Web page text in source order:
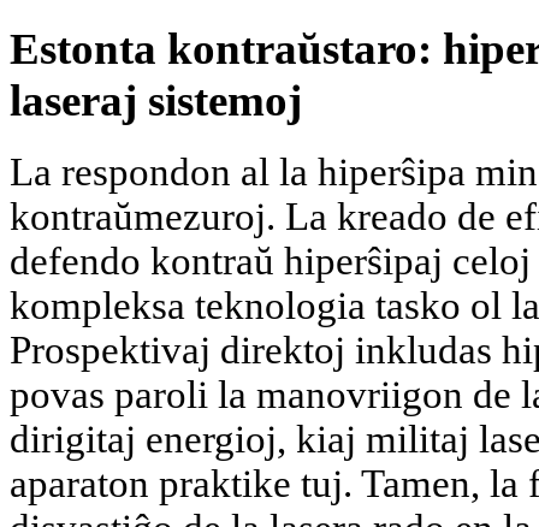
Estonta kontraŭstaro:
laseraj sistemoj
La respondon al la hiperŝipa
kontraŭmezuroj. La kreado de
defendo kontraŭ hiperŝipaj
kompleksa teknologia tasko ol
Prospektivaj direktoj inkludas
povas paroli la manovriigon de
dirigitaj energioj, kiaj militaj
aparaton praktike tuj. Tamen,